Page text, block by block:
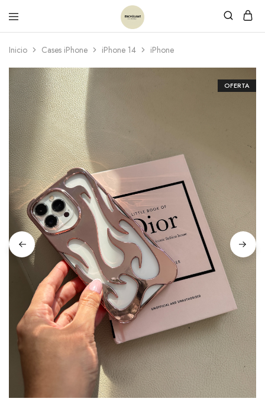
Inicio Cases iPhone iPhone 14 iPhone
OFERTA